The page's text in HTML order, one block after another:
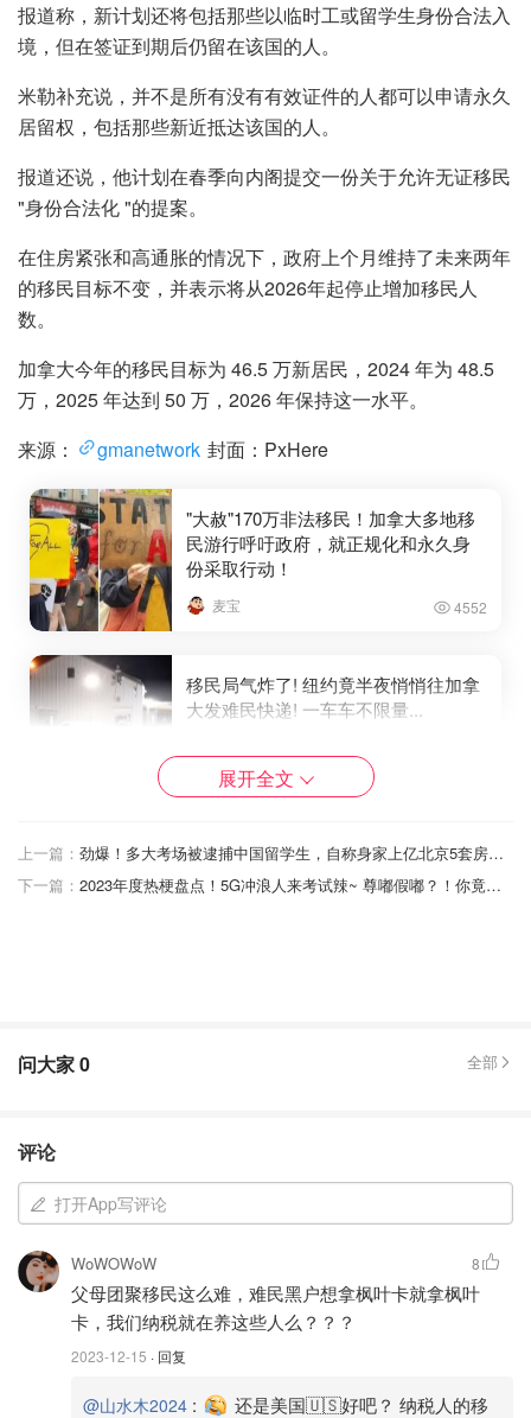
报道称，新计划还将包括那些以临时工或留学生身份合法入
境，但在签证到期后仍留在该国的人。
米勒补充说，并不是所有没有有效证件的人都可以申请永久
居留权，包括那些新近抵达该国的人。
报道还说，他计划在春季向内阁提交一份关于允许无证移民
"身份合法化 "的提案。
在住房紧张和高通胀的情况下，政府上个月维持了未来两年
的移民目标不变，并表示将从2026年起停止增加移民人
数。
加拿大今年的移民目标为 46.5 万新居民，2024 年为 48.5
万，2025 年达到 50 万，2026 年保持这一水平。
来源：
gmanetwork 封面：PxHere
"大赦"170万非法移民！加拿大多地移
民游行呼吁政府，就正规化和永久身
份采取行动！
麦宝 4552
移民局气炸了! 纽约竟半夜悄悄往加拿
大发难民快递! 一车车不限量...
省钱君
魁省移民部长暗示，政府有望大赦无
证移民， 约500,000“黑户”将成合法移
民！
展开全文
上一篇：
劲爆！多大考场被逮捕中国留学生，自称身家上亿北京5套房，网传大瓜！
下一篇：
2023年度热梗盘点！5G冲浪人来考试辣~ 尊嘟假嘟？！你竟然获得了100分！
问大家0 全部
评论
打开App写评论
WoWOWoW
父母团聚移民这么难，难民黑户想拿枫叶卡就拿枫叶
卡，我们纳税就在养这些人么？？？
2023-12-15 · 回复
8
@山水木2024 :
还是美国🇺🇸好吧？ 纳税人的移